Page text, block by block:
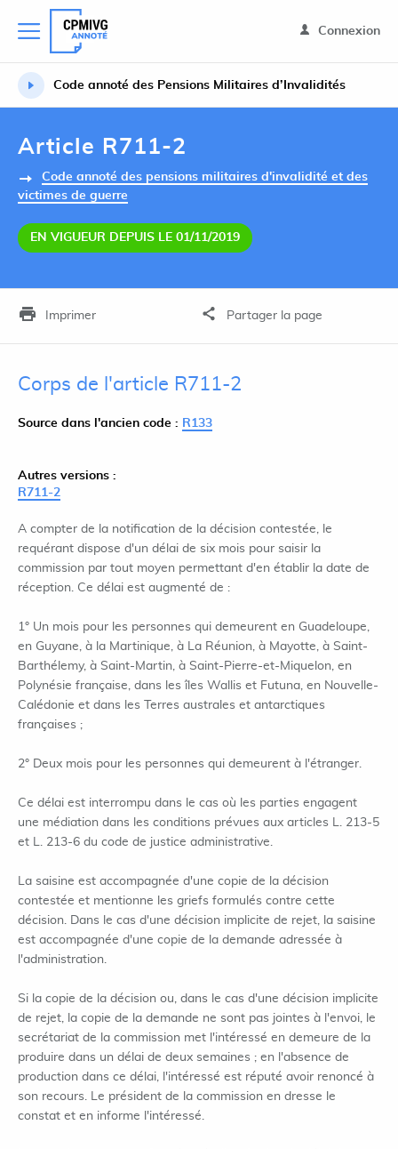
Connexion
Code annoté des Pensions Militaires d’Invalidités
Article R711-2
Code annoté des pensions militaires d'invalidité et des
victimes de guerre
EN VIGUEUR DEPUIS LE 01/11/2019
Imprimer Partager la page
Corps de l'article R711-2
Source dans l'ancien code : R133
Autres versions :
R711-2
A compter de la notification de la décision contestée, le
requérant dispose d'un délai de six mois pour saisir la
commission par tout moyen permettant d'en établir la date de
réception. Ce délai est augmenté de :
1° Un mois pour les personnes qui demeurent en Guadeloupe,
en Guyane, à la Martinique, à La Réunion, à Mayotte, à Saint-
Barthélemy, à Saint-Martin, à Saint-Pierre-et-Miquelon, en
Polynésie française, dans les îles Wallis et Futuna, en Nouvelle-
Calédonie et dans les Terres australes et antarctiques
françaises ;
2° Deux mois pour les personnes qui demeurent à l'étranger.
Ce délai est interrompu dans le cas où les parties engagent
une médiation dans les conditions prévues aux articles L. 213-5
et L. 213-6 du code de justice administrative.
La saisine est accompagnée d'une copie de la décision
contestée et mentionne les griefs formulés contre cette
décision. Dans le cas d'une décision implicite de rejet, la saisine
est accompagnée d'une copie de la demande adressée à
l'administration.
Si la copie de la décision ou, dans le cas d'une décision implicite
de rejet, la copie de la demande ne sont pas jointes à l'envoi, le
secrétariat de la commission met l'intéressé en demeure de la
produire dans un délai de deux semaines ; en l'absence de
production dans ce délai, l'intéressé est réputé avoir renoncé à
son recours. Le président de la commission en dresse le
constat et en informe l'intéressé.